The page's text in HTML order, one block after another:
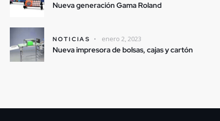
Nueva generación Gama Roland
NOTICIAS enero 2, 2023
Nueva impresora de bolsas, cajas y cartón